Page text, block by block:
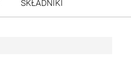
SKŁADNIKI